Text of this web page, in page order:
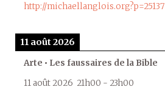
http://michaellanglois.org?p=25137
11 août 2026
Arte • Les faussaires de la Bible
11 août 2026 21h00 - 23h00